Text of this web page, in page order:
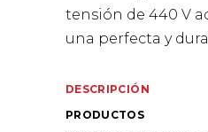
tensión de 440 V
una perfecta y
DESCRIPCIÓN
PRODUCTOS